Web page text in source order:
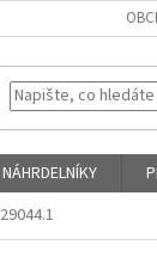
NÁHRDELNÍKY